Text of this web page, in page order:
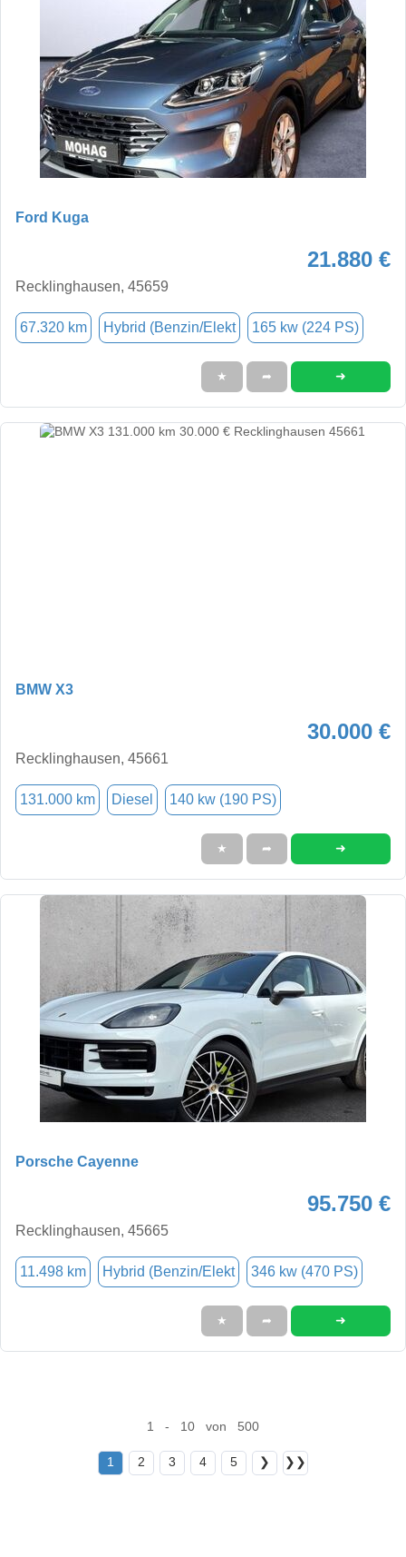
Ford Kuga
21.880 €
Recklinghausen, 45659
67.320 km Hybrid (Benzin/Elekt 165 kw (224 PS)
★ ➦ ➜
BMW X3
30.000 €
Recklinghausen, 45661
131.000 km Diesel 140 kw (190 PS)
★ ➦ ➜
Porsche Cayenne
95.750 €
Recklinghausen, 45665
11.498 km Hybrid (Benzin/Elekt 346 kw (470 PS)
★ ➦ ➜
1 - 10 von 500
1 2 3 4 5 ❯ ❯❯